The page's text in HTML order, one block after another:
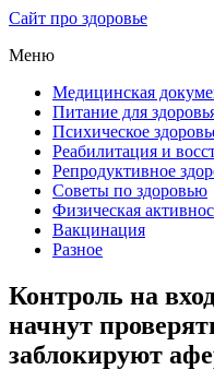
Сайт про здоровье
Меню
Медицинская
Питание для
Психическое
Реабилитация и
Репродуктивное
Советы по здоровью
Физическая
Вакцинация
Разное
Контроль на
начнут
заблокируют